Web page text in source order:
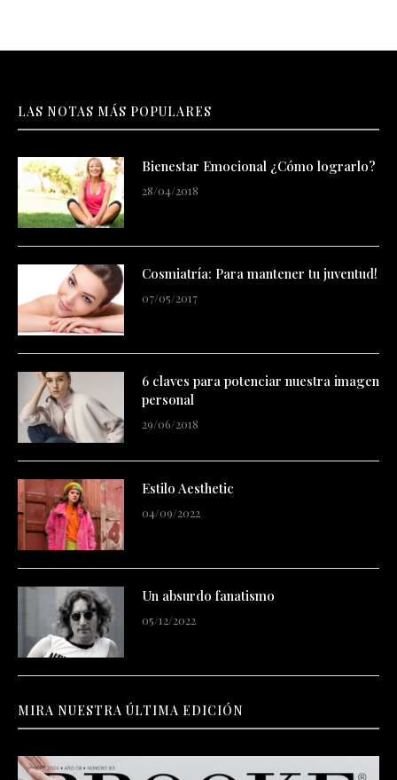
LAS NOTAS MÁS POPULARES
Bienestar Emocional ¿Cómo lograrlo?
28/04/2018
Cosmiatría: Para mantener tu juventud!
07/05/2017
6 claves para potenciar nuestra imagen
personal
29/06/2018
Estilo Aesthetic
04/09/2022
Un absurdo fanatismo
05/12/2022
MIRA NUESTRA ÚLTIMA EDICIÓN